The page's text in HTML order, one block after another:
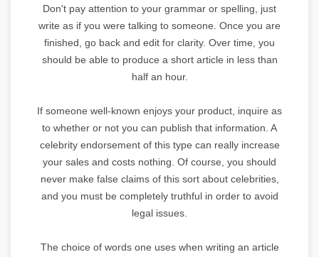
Don't pay attention to your grammar or spelling, just
write as if you were talking to someone. Once you are
finished, go back and edit for clarity. Over time, you
should be able to produce a short article in less than
half an hour.
If someone well-known enjoys your product, inquire as
to whether or not you can publish that information. A
celebrity endorsement of this type can really increase
your sales and costs nothing. Of course, you should
never make false claims of this sort about celebrities,
and you must be completely truthful in order to avoid
legal issues.
The choice of words one uses when writing an article